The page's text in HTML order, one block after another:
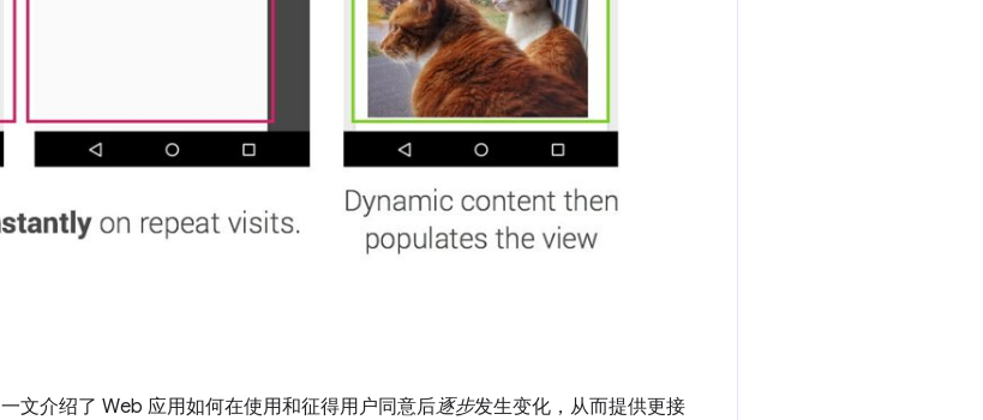
一文介绍了 Web 应用如何在使用和征得用户同意后逐步发生变化，从而提供更接